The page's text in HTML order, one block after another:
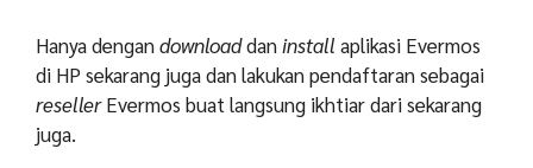
Hanya dengandownloaddaninstall aplikasi Evermos
di HP sekarang juga dan lakukan pendaftaran sebagai
resellerEvermos buat langsung ikhtiar dari sekarang
juga.